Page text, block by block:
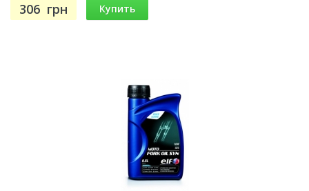
306 грн Купить